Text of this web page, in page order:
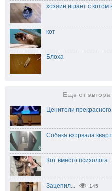
хозяин играет с котом
кот
Блоха
Еще от
Ценители прекрасного.
Собака взорвала
Кот вместо психолога
Зацепил... 145